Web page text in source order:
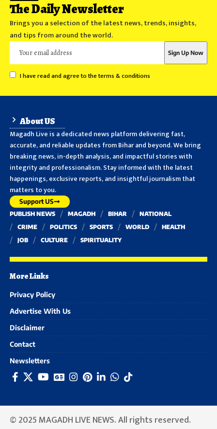
The Daily Newsletter
Brings you a selection of the latest news, trends, insights,
and tips from around the world.
I have read and agree to the terms & conditions
About US
Magadh Live is a dedicated news platform delivering fast,
accurate, and reliable updates from Bihar and beyond. We bring
breaking news, in-depth analysis, and impactful stories with
integrity and professionalism. Stay informed with the latest
happenings, exclusive reports, and insightful journalism that
matters to you.
Support US
PUBLISH NEWS MAGADH BIHAR
NATIONAL
CRIME
POLITICS SPORTS WORLD
HEALTH
JOB
CULTURE SPIRITUALITY
More Links
Privacy Policy
Advertise With Us
Disclaimer
Contact
Newsletters
© 2025 MAGADH LIVE NEWS. All rights reserved.